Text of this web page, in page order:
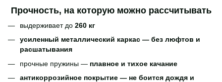
Прочность, на которую можно рассчитывать
выдерживает до 260 кг
усиленный металлический каркас — без люфтов и
расшатывания
прочные пружины — плавное и тихое качание
антикоррозийное покрытие — не боится дождя и